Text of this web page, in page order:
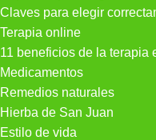
Claves para elegir
Terapia online
11 beneficios de la terapia
Medicamentos
Remedios naturales
Hierba de San Juan
Estilo de vida